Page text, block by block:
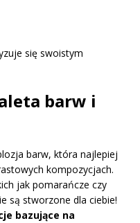
się swoistym
barw i
barw, która najlepiej
kompozycjach.
jak pomarańcze czy
są stworzone dla ciebie!
bazujące na